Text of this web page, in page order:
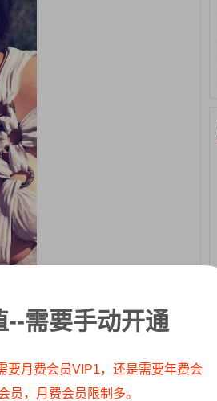
--需要手动开通
要月费会员VIP1，还是需要年费会
员，月费会员限制多。